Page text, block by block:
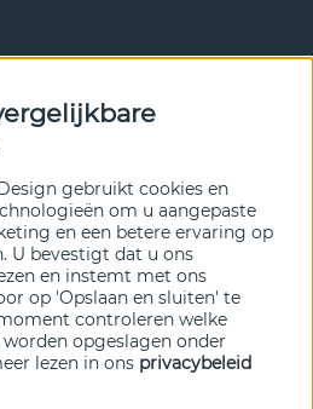
je als eerste op de hoogte van
Meld je hieronder aan.
VERZENDEN
gebruikt cookies en
om u aangepaste
en een betere ervaring op
U bevestigt dat u ons
en instemt met ons
op 'Opslaan en sluiten' te
controleren welke
opgeslagen onder
lezen in ons privacybeleid